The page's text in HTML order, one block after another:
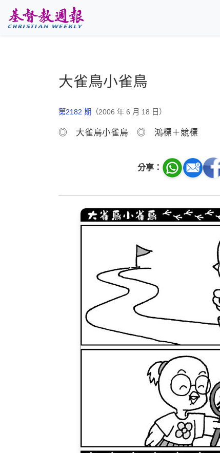
大雀鳥小雀鳥
第2182 期 （2006 年 6 月 18 日）
◎ 大雀鳥小雀鳥 ◎ 鴻標＋競標
分享：